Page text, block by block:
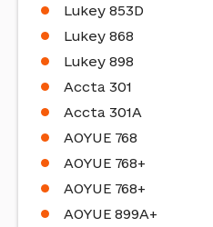
Lukey 853D
Lukey 868
Lukey 898
Accta 301
Accta 301A
AOYUE 768
AOYUE 768+
AOYUE 768+
AOYUE 899A+